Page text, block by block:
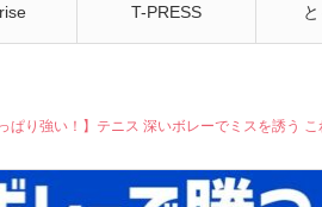
T-PRESS
ぱり強い！】テニス 深いボレーでミスを誘う